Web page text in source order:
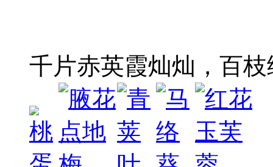
千片赤英霞灿灿，百